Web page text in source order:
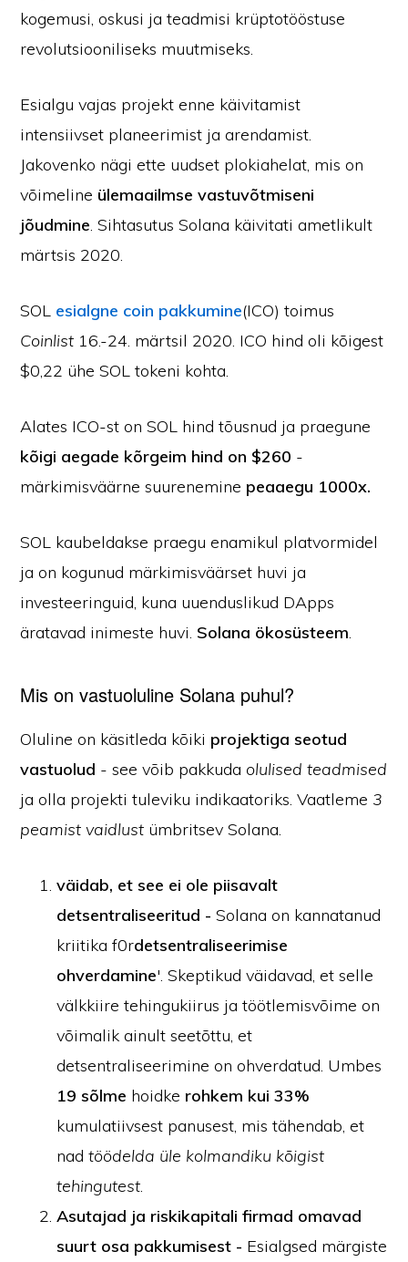
kogemusi, oskusi ja teadmisi krüptotööstuse
revolutsiooniliseks muutmiseks.
Esialgu vajas projekt enne käivitamist
intensiivset planeerimist ja arendamist.
Jakovenko nägi ette uudset plokiahelat, mis on
võimeline ülemaailmse vastuvõtmiseni
jõudmine. Sihtasutus Solana käivitati ametlikult
märtsis 2020.
SOL esialgne coin pakkumine(ICO) toimus
Coinlist 16.-24. märtsil 2020. ICO hind oli kõigest
$0,22 ühe SOL tokeni kohta.
Alates ICO-st on SOL hind tõusnud ja praegune
kõigi aegade kõrgeim hind on $260 -
märkimisväärne suurenemine peaaegu 1000x.
SOL kaubeldakse praegu enamikul platvormidel
ja on kogunud märkimisväärset huvi ja
investeeringuid, kuna uuenduslikud DApps
äratavad inimeste huvi. Solana ökosüsteem.
Mis on vastuoluline Solana puhul?
Oluline on käsitleda kõiki projektiga seotud
vastuolud - see võib pakkuda olulised teadmised
ja olla projekti tuleviku indikaatoriks. Vaatleme 3
peamist vaidlust ümbritsev Solana.
väidab, et see ei ole piisavalt
detsentraliseeritud -Solana on kannatanud
kriitika f0rdetsentraliseerimise
ohverdamine'. Skeptikud väidavad, et selle
välkkiire tehingukiirus ja töötlemisvõime on
võimalik ainult seetõttu, et
detsentraliseerimine on ohverdatud. Umbes
19 sõlme hoidke rohkem kui 33%
kumulatiivsest panusest, mis tähendab, et
nadtöödelda üle kolmandiku kõigist
tehingutest.
Asutajad ja riskikapitali firmad omavad
suurt osa pakkumisest - Esialgsed märgiste